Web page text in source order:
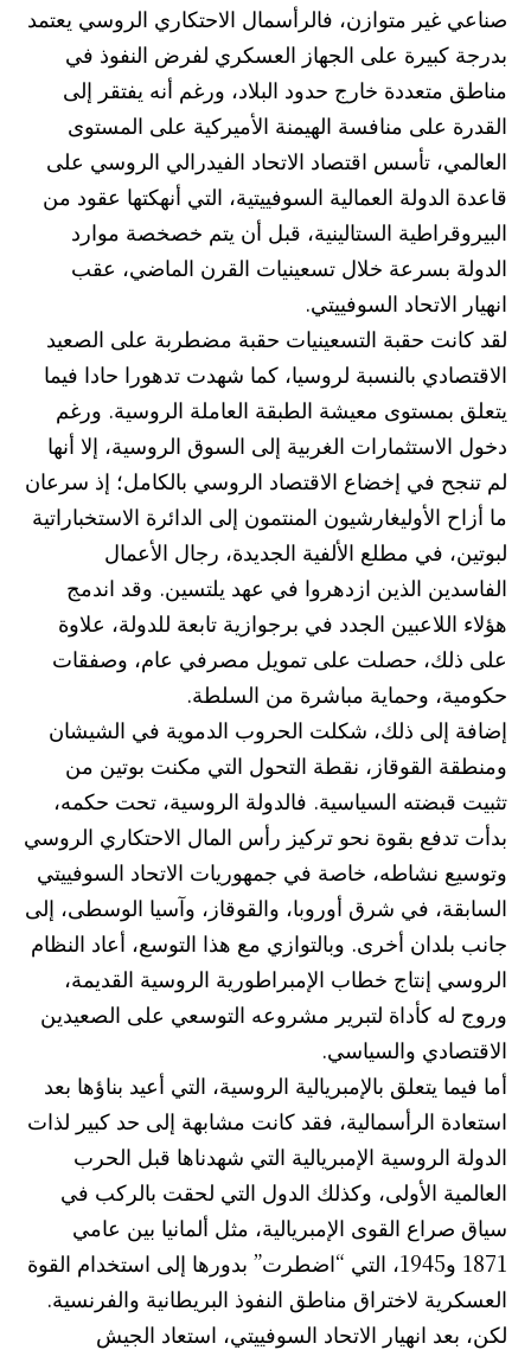
صناعي غير متوازن، فالرأسمال الاحتكاري الروسي يعتمد
بدرجة كبيرة على الجهاز العسكري لفرض النفوذ في
مناطق متعددة خارج حدود البلاد، ورغم أنه يفتقر إلى
القدرة على منافسة الهيمنة الأميركية على المستوى
العالمي، تأسس اقتصاد الاتحاد الفيدرالي الروسي على
قاعدة الدولة العمالية السوفييتية، التي أنهكتها عقود من
البيروقراطية الستالينية، قبل أن يتم خصخصة موارد
الدولة بسرعة خلال تسعينيات القرن الماضي، عقب
انهيار الاتحاد السوفييتي.
لقد كانت حقبة التسعينيات حقبة مضطربة على الصعيد
الاقتصادي بالنسبة لروسيا، كما شهدت تدهورا حادا فيما
يتعلق بمستوى معيشة الطبقة العاملة الروسية. ورغم
دخول الاستثمارات الغربية إلى السوق الروسية، إلا أنها
لم تنجح في إخضاع الاقتصاد الروسي بالكامل؛ إذ سرعان
ما أزاح الأوليغارشيون المنتمون إلى الدائرة الاستخباراتية
لبوتين، في مطلع الألفية الجديدة، رجال الأعمال
الفاسدين الذين ازدهروا في عهد يلتسين. وقد اندمج
هؤلاء اللاعبين الجدد في برجوازية تابعة للدولة، علاوة
على ذلك، حصلت على تمويل مصرفي عام، وصفقات
حكومية، وحماية مباشرة من السلطة.
إضافة إلى ذلك، شكلت الحروب الدموية في الشيشان
ومنطقة القوقاز، نقطة التحول التي مكنت بوتين من
تثبيت قبضته السياسية. فالدولة الروسية، تحت حكمه،
بدأت تدفع بقوة نحو تركيز رأس المال الاحتكاري الروسي
وتوسيع نشاطه، خاصة في جمهوريات الاتحاد السوفييتي
السابقة، في شرق أوروبا، والقوقاز، وآسيا الوسطى، إلى
جانب بلدان أخرى. وبالتوازي مع هذا التوسع، أعاد النظام
الروسي إنتاج خطاب الإمبراطورية الروسية القديمة،
وروج له كأداة لتبرير مشروعه التوسعي على الصعيدين
الاقتصادي والسياسي.
أما فيما يتعلق بالإمبريالية الروسية، التي أعيد بناؤها بعد
استعادة الرأسمالية، فقد كانت مشابهة إلى حد كبير لذات
الدولة الروسية الإمبريالية التي شهدناها قبل الحرب
العالمية الأولى، وكذلك الدول التي لحقت بالركب في
سياق صراع القوى الإمبريالية، مثل ألمانيا بين عامي
1871 و1945، التي “اضطرت” بدورها إلى استخدام القوة
العسكرية لاختراق مناطق النفوذ البريطانية والفرنسية.
لكن، بعد انهيار الاتحاد السوفييتي، استعاد الجيش